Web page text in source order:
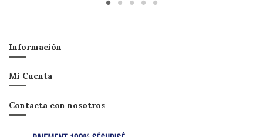
Información
Mi Cuenta
Contacta con nosotros